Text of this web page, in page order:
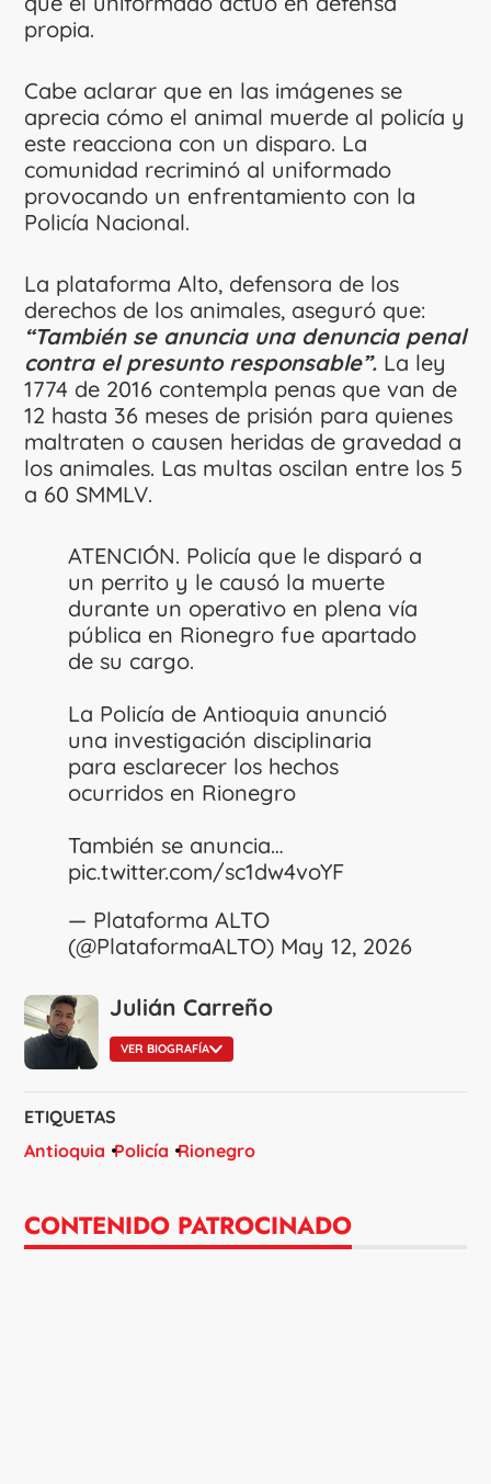
propia.
Cabe aclarar que en las imágenes se
aprecia cómo el animal muerde al policía y
este reacciona con un disparo. La
comunidad recriminó al uniformado
provocando un enfrentamiento con la
Policía Nacional.
La plataforma Alto, defensora de los
derechos de los animales, aseguró que:
“También se anuncia una denuncia penal
contra el presunto responsable”. La ley
1774 de 2016 contempla penas que van de
12 hasta 36 meses de prisión para quienes
maltraten o causen heridas de gravedad a
los animales. Las multas oscilan entre los 5
a 60 SMMLV.
ATENCIÓN. Policía que le disparó a
un perrito y le causó la muerte
durante un operativo en plena vía
pública en Rionegro fue apartado
de su cargo.
La Policía de Antioquia anunció
una investigación disciplinaria
para esclarecer los hechos
ocurridos en Rionegro
También se anuncia…
pic.twitter.com/sc1dw4voYF
— Plataforma ALTO
(@PlataformaALTO) May 12, 2026
Julián Carreño
VER BIOGRAFÍA
ETIQUETAS
Antioquia Policía Rionegro
CONTENIDO PATROCINADO